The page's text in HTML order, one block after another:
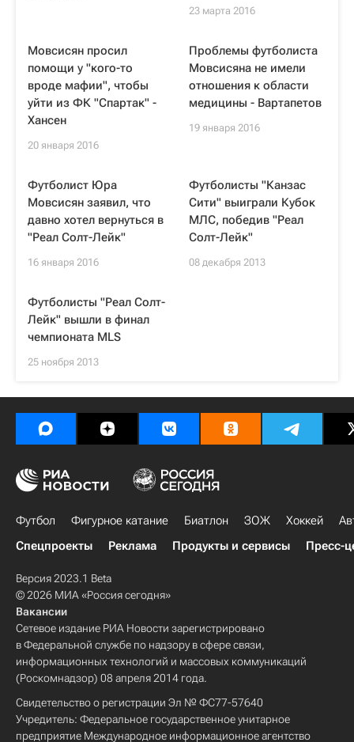
23 марта 2016
Мовсисян просил
помощи у "кого-то
вроде мафии", чтобы
уйти из ФК "Спартак" -
Хансен
20 января 2016
Проблемы футболиста
Мовсисяна не имели
отношения к области
медицины - Вартапетов
19 января 2016
Футболист Юра
Мовсисян заявил, что
давно хотел вернуться в
"Реал Солт-Лейк"
16 января 2016
Футболисты "Канзас
Сити" выиграли Кубок
МЛС, победив "Реал
Солт-Лейк"
08 декабря 2013
Футболисты "Реал Солт-
Лейк" вышли в финал
чемпионата MLS
25 ноября 2013
Футбол Фигурное катание Биатлон ЗОЖ Хоккей
Спецпроекты
Реклама Продукты и сервисы Пресс-
Версия 2023.1 Beta
© 2026 МИА «Россия сегодня»
Вакансии
Сетевое издание РИА Новости зарегистрировано
в Федеральной службе по надзору в сфере связи,
информационных технологий и массовых коммуникаций
(Роскомнадзор) 08 апреля 2014 года.
Свидетельство о регистрации Эл № ФС77-57640
Учредитель: Федеральное государственное унитарное
предприятие Международное информационное агентство